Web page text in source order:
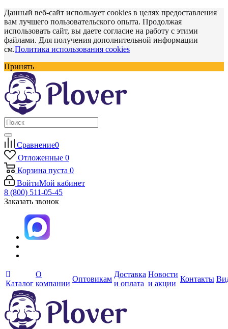
Данный веб-сайт использует cookies в целях предоставления
вам лучшего пользовательского опыта. Продолжая
использовать сайт, вы даете согласие на работу с этими
файлами. Для получения дополнительной информации
см.Политика использования cookies
Принять
Сравнение0
Отложенные 0
Корзина пуста 0
ВойтиМой кабинет
8 (800) 511-05-45
Заказать звонок
Каталог
О
компании
Оптовикам
Доставка
и оплата
Новости
и акции
Контакты